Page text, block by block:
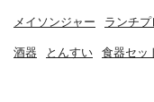
メイソンジャー ランチプ
酒器 とんすい 食器セッ